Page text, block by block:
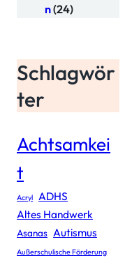
n(24)
Schlagwör
ter
Achtsamkei
t
Acryl ADHS
Altes Handwerk
Asanas Autismus
Außerschulische Förderung